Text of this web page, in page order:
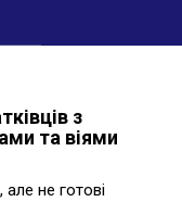
з
та віями
але не готові